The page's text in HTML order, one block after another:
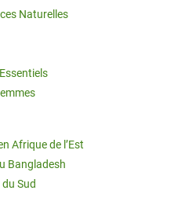
Naturelles
Afrique de l’Est
Bangladesh
Sud